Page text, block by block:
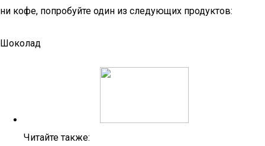
ни кофе, попробуйте один из следующих продуктов:
Шоколад
Читайте также: